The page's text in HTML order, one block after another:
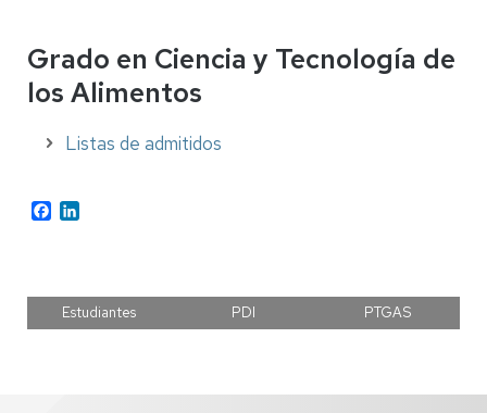
Grado en Ciencia y Tecnología de
los Alimentos
Listas de admitidos
Facebook
Estudiantes PDI PTGAS